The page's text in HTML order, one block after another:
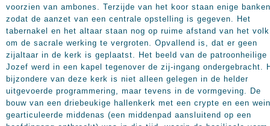
voorzien van ambones. Terzijde van het koor staan enige
zodat de aanzet van een centrale opstelling is gegeven. Het
tabernakel en het altaar staan nog op ruime afstand van het
om de sacrale werking te vergroten. Opvallend is, dat er geen
zijaltaar in de kerk is geplaatst. Het beeld van de patroonheilige
Jozef werd in een kapel tegenover de zij-ingang ondergebracht.
bijzondere van deze kerk is niet alleen gelegen in de helder
uitgevoerde programmering, maar tevens in de vormgeving. De
bouw van een driebeukige hallenkerk met een crypte en een
gearticuleerde middenas (een middenpad aansluitend op een